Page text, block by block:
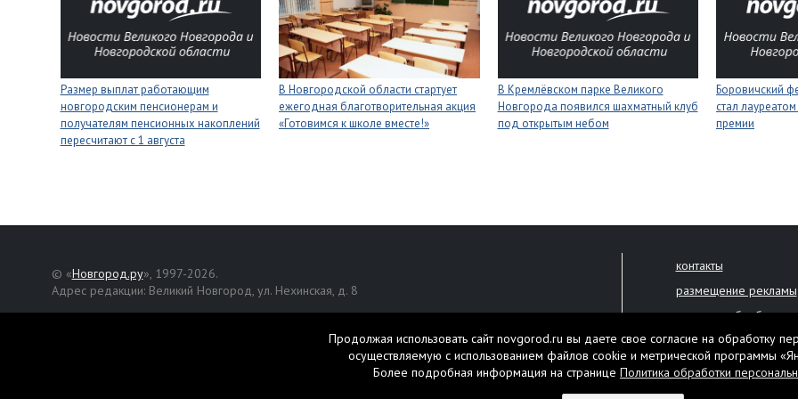
Размер выплат работающим
новгородским пенсионерам и
получателям пенсионных накоплений
пересчитают с 1 августа
В Новгородской области стартует
ежегодная благотворительная акция
«Готовимся к школе вместе!»
В Кремлёвском парке Великого
Новгорода появился шахматный клуб
под открытым небом
Боровичский
стал
премии
© «Новгород.ру», 1997-2026.
Адрес редакции: Великий Новгород, ул. Нехинская, д. 8
, публикуются на правах рекламы.
контакты
размещение рекламы
политика обработки
Настоящий ресурс
Нашли ошибку?
Продолжая использовать сайт novgorod.ru вы даете свое согласие на обработку
осуществляемую с использованием файлов cookie и метрической программы
Более подробная информация на странице Политика обработки